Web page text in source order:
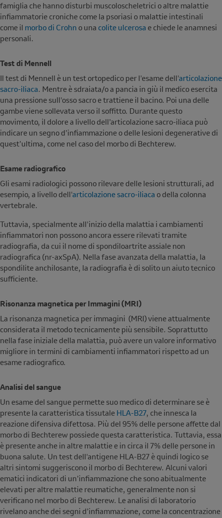
famiglia che hanno disturbi muscoloscheletrici o altre malattie
infiammatorie croniche come la psoriasi o malattie intestinali
come il morbo di Crohn o una colite ulcerosa e chiede le anamnesi
personali.
Test di Mennell
Il test di Mennell è un test ortopedico per l'esame dell'articolazione
sacro-iliaca. Mentre è sdraiata/o a pancia in giù il medico esercita
una pressione sull'osso sacro e trattiene il bacino. Poi una delle
gambe viene sollevata verso il soffitto. Durante questo
movimento, il dolore a livello dell’articolazione sacro-iliaca può
indicare un segno d’infiammazione o delle lesioni degenerative di
quest’ultima, come nel caso del morbo di Bechterew.
Esame radiografico
Gli esami radiologici possono rilevare delle lesioni strutturali, ad
esempio, a livello dell'articolazione sacro-iliaca o della colonna
vertebrale.
Tuttavia, specialmente all'inizio della malattia i cambiamenti
infiammatori non possono ancora essere rilevati tramite
radiografia, da cui il nome di spondiloartrite assiale non
radiografica (nr-axSpA). Nella fase avanzata della malattia, la
spondilite anchilosante, la radiografia è di solito un aiuto tecnico
sufficiente.
Risonanza magnetica per Immagini (MRI)
La risonanza magnetica per immagini (MRI) viene attualmente
considerata il metodo tecnicamente più sensibile. Soprattutto
nella fase iniziale della malattia, può avere un valore informativo
migliore in termini di cambiamenti infiammatori rispetto ad un
esame radiografico.
Analisi del sangue
Un esame del sangue permette suo medico di determinare se è
presente la caratteristica tissutale HLA-B27, che innesca la
reazione difensiva difettosa. Più del 95% delle persone affette dal
morbo di Bechterew possiede questa caratteristica. Tuttavia, essa
è presente anche in altre malattie e in circa il 7% delle persone in
buona salute. Un test dell'antigene HLA-B27 è quindi logico se
altri sintomi suggeriscono il morbo di Bechterew. Alcuni valori
ematici indicatori di un’infiammazione che sono abitualmente
elevati per altre malattie reumatiche, generalmente non si
verificano nel morbo di Bechterew. Le analisi di laboratorio
rivelano anche dei segni d’infiammazione, come la concentrazione